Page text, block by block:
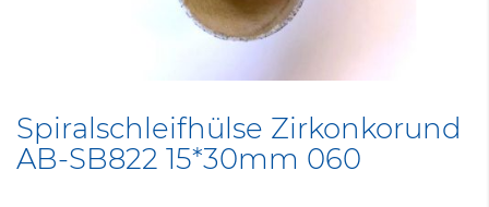
Anfang
der
Bildergalerie
Spiralschleifhülse Zirkonkorund
AB-SB822 15*30mm 060